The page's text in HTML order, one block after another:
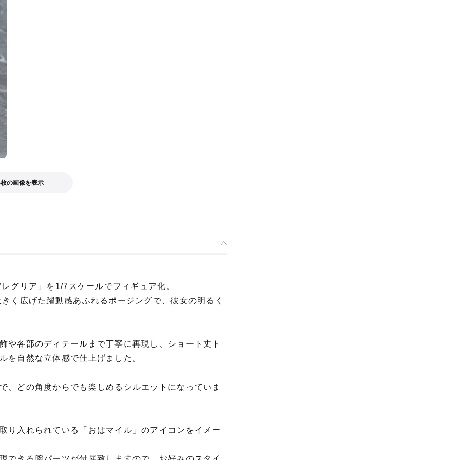
の画像を表示
グリア」を1/7スケールでフィギュア化。
く広げた躍動感あふれるポージングで、彼女の明るく
や各部のディテールまで丁寧に再現し、ショート丈ト
を自然な立体感で仕上げました。
、どの角度からでも楽しめるシルエットになっていま
り入れられている「おはマイル」のアイコンをイメー